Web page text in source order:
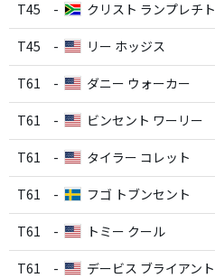
T45 - クリスト ランプレチト
T45 - リー ホッジス
T61 - ダニー ウォーカー
T61 - ビンセント ワーリー
T61 - タイラー コレット
T61 - フゴ トブンセント
T61 - トミー クール
T61 - デービス ブライアント